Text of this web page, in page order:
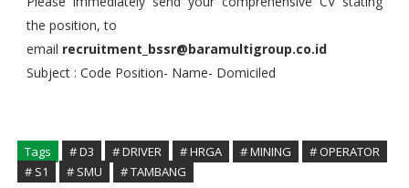
the position, to
email recruitment_bssr@baramultigroup.co.id
Subject : Code Position- Name- Domiciled
Tags # D3 # DRIVER # HRGA # MINING
# OPERATOR
# S1
# SMU # TAMBANG